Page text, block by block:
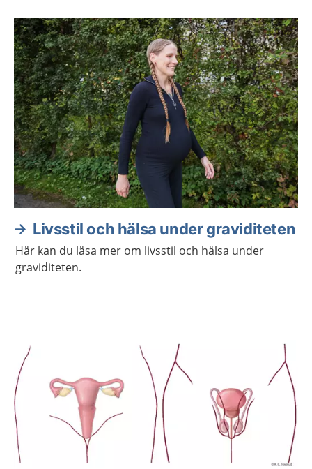
Livsstil och hälsa under graviditeten
Här kan du läsa mer om livsstil och hälsa under
graviditeten.